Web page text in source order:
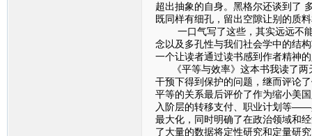
超出抽象的自身。黑格尔还谈到了
既同样有细孔，留出空隙让别的质
一口气写了这些，其实远远不能
念以及多孔性与我们社会学中的结
一个让读者通过读书感到作者精神
《平等与效率》这本书我读了两
干预下得到保护的问题，继而评论
平等的关系最后评价了作为缩小美
入阶层的转移支付、职业计划等——
最大化，同时明确了在政治领域和
了大量的数据将定性研究和定量研